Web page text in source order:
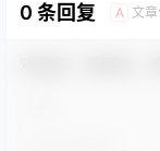
0 条回复 A 文